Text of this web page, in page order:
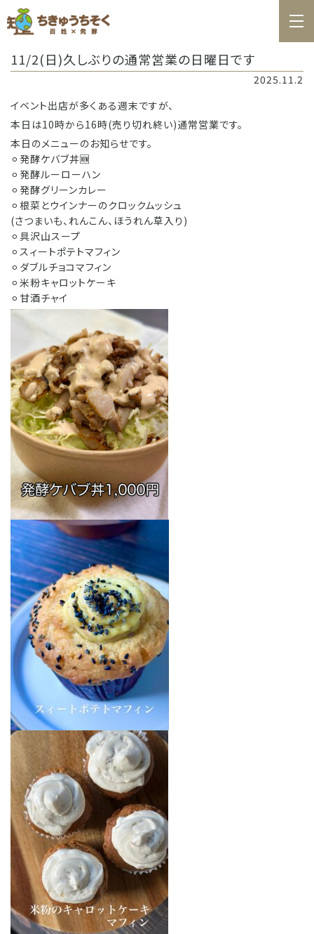
百姓日記
お知らせ
料理教室カレンダー
商品の購入
11/2(日)久しぶりの通常営業の日曜日です
2025.11.2
イベント出店が多くある週末ですが、
本日は10時から16時(売り切れ終い)通常営業です。
本日のメニューのお知らせです。
⚪︎発酵ケバブ丼🆕
⚪︎発酵ルーローハン
⚪︎発酵グリーンカレー
⚪︎根菜とウインナーのクロックムッシュ
(さつまいも、れんこん、ほうれん草入り)
⚪︎具沢山スープ
⚪︎スィートポテトマフィン
⚪︎ダブルチョコマフィン
⚪︎米粉キャロットケーキ
⚪︎甘酒チャイ